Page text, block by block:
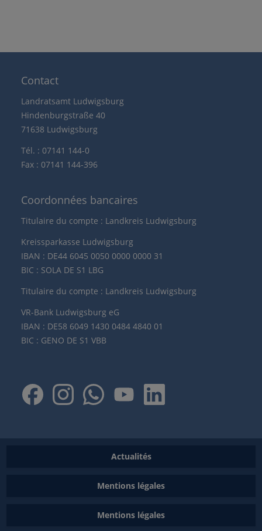
Contact
Landratsamt Ludwigsburg
Hindenburgstraße 40
71638 Ludwigsburg
Tél. : 07141 144-0
Fax : 07141 144-396
Coordonnées bancaires
Titulaire du compte : Landkreis Ludwigsburg
Kreissparkasse Ludwigsburg
IBAN : DE44 6045 0050 0000 0000 31
BIC : SOLA DE S1 LBG
Titulaire du compte : Landkreis Ludwigsburg
VR-Bank Ludwigsburg eG
IBAN : DE58 6049 1430 0484 4840 01
BIC : GENO DE S1 VBB
Actualités
Mentions légales
Mentions légales